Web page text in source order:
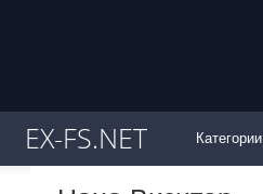
EX-FS.NET Категории